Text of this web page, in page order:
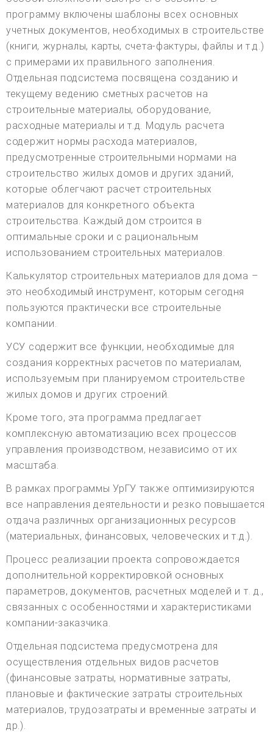
программу включены шаблоны всех основных
учетных документов, необходимых в строительстве
(книги, журналы, карты, счета-фактуры, файлы и т.д.)
с примерами их правильного заполнения.
Отдельная подсистема посвящена созданию и
текущему ведению сметных расчетов на
строительные материалы, оборудование,
расходные материалы и т.д. Модуль расчета
содержит нормы расхода материалов,
предусмотренные строительными нормами на
строительство жилых домов и других зданий,
которые облегчают расчет строительных
материалов для конкретного объекта
строительства. Каждый дом строится в
оптимальные сроки и с рациональным
использованием строительных материалов.
Калькулятор строительных материалов для дома –
это необходимый инструмент, которым сегодня
пользуются практически все строительные
компании.
УСУ содержит все функции, необходимые для
создания корректных расчетов по материалам,
используемым при планируемом строительстве
жилых домов и других строений.
Кроме того, эта программа предлагает
комплексную автоматизацию всех процессов
управления производством, независимо от их
масштаба.
В рамках программы УрГУ также оптимизируются
все направления деятельности и резко повышается
отдача различных организационных ресурсов
(материальных, финансовых, человеческих и т.д.).
Процесс реализации проекта сопровождается
дополнительной корректировкой основных
параметров, документов, расчетных моделей и т. д.,
связанных с особенностями и характеристиками
компании-заказчика.
Отдельная подсистема предусмотрена для
осуществления отдельных видов расчетов
(финансовые затраты, нормативные затраты,
плановые и фактические затраты строительных
материалов, трудозатраты и временные затраты и
др.).